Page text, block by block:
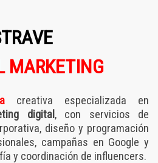
MARKETING
creativa especializada en
digital, con servicios de
diseño y programación
campañas en Google y
y coordinación de influencers.